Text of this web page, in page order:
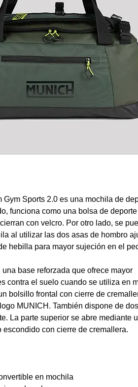
Gym Sports 2.0 es una mochila de
funciona como una bolsa de
con velcro. Por otro lado, se
al utilizar las dos asas de hombro
hebilla para mayor sujeción en el
base reforzada que ofrece mayor
contra el suelo cuando se utiliza en
bolsillo frontal con cierre de
MUNICH. También dispone de
La parte superior se abre mediante
con cierre de cremallera.
en mochila